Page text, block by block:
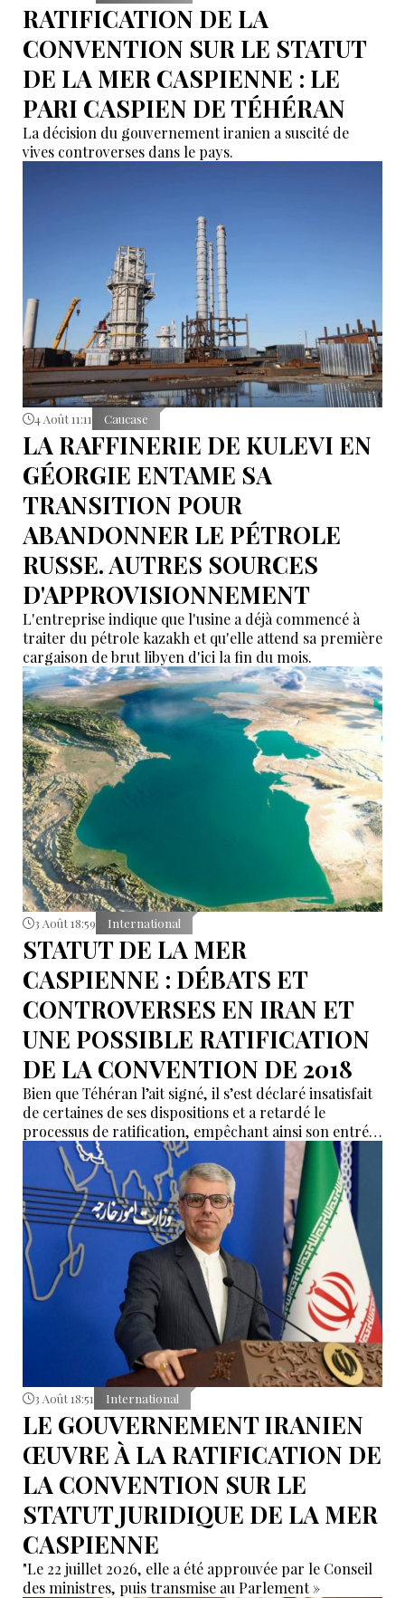
RATIFICATION DE LA
CONVENTION SUR LE STATUT
DE LA MER CASPIENNE : LE
PARI CASPIEN DE TÉHÉRAN
La décision du gouvernement iranien a suscité de
vives controverses dans le pays.
4 Août 11:11 Caucase
LA RAFFINERIE DE KULEVI EN
GÉORGIE ENTAME SA
TRANSITION POUR
ABANDONNER LE PÉTROLE
RUSSE. AUTRES SOURCES
D'APPROVISIONNEMENT
L'entreprise indique que l'usine a déjà commencé à
traiter du pétrole kazakh et qu'elle attend sa première
cargaison de brut libyen d'ici la fin du mois.
3 Août 18:59 International
STATUT DE LA MER
CASPIENNE : DÉBATS ET
CONTROVERSES EN IRAN ET
UNE POSSIBLE RATIFICATION
DE LA CONVENTION DE 2018
Bien que Téhéran l’ait signé, il s’est déclaré insatisfait
de certaines de ses dispositions et a retardé le
processus de ratification, empêchant ainsi son entrée
en vigueur sur le plan juridique.
3 Août 18:51 International
LE GOUVERNEMENT IRANIEN
ŒUVRE À LA RATIFICATION DE
LA CONVENTION SUR LE
STATUT JURIDIQUE DE LA MER
CASPIENNE
"Le 22 juillet 2026, elle a été approuvée par le Conseil
des ministres, puis transmise au Parlement »